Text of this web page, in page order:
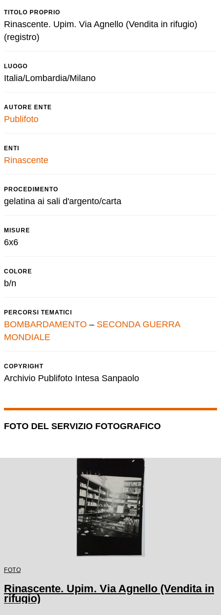
TITOLO PROPRIO
Rinascente. Upim. Via Agnello (Vendita in rifugio)
(registro)
LUOGO
Italia/Lombardia/Milano
AUTORE ENTE
Publifoto
ENTI
Rinascente
PROCEDIMENTO
gelatina ai sali d'argento/carta
MISURE
6x6
COLORE
b/n
PERCORSI TEMATICI
BOMBARDAMENTO – SECONDA GUERRA
MONDIALE
COPYRIGHT
Archivio Publifoto Intesa Sanpaolo
FOTO DEL SERVIZIO FOTOGRAFICO
FOTO
Rinascente. Upim. Via Agnello (Vendita in
rifugio)